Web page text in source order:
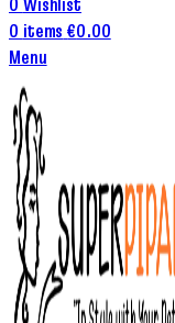
0 items €0.00
Menu